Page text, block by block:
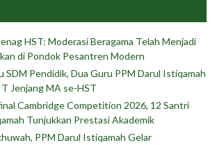
HST: Moderasi Beragama Telah Menjadi
di Pondok Pesantren Modern
SDM Pendidik, Dua Guru PPM Darul Istiqamah
Jenjang MA se-HST
Cambridge Competition 2026, 12 Santri
Tunjukkan Prestasi Akademik
PPM Darul Istiqamah Gelar